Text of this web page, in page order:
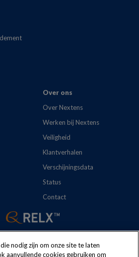
Over ons
Over Nextens
Werken bij Nextens
Veiligheid
Klantverhalen
Verschijningsdata
Status
Contact
nodig zijn om onze site te laten
aanvullende cookies gebruiken om